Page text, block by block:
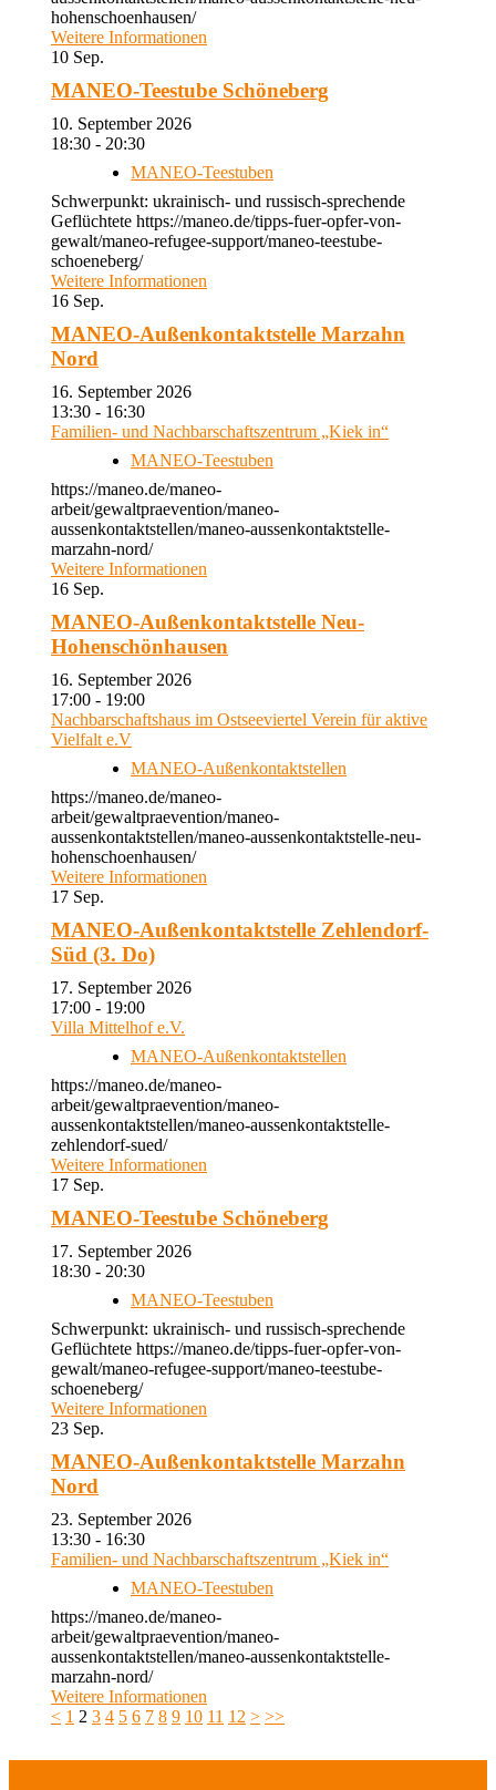
hohenschoenhausen/
Weitere Informationen
10 Sep.
MANEO-Teestube Schöneberg
10. September 2026
18:30 - 20:30
MANEO-Teestuben
Schwerpunkt: ukrainisch- und russisch-sprechende
Geflüchtete https://maneo.de/tipps-fuer-opfer-von-
gewalt/maneo-refugee-support/maneo-teestube-
schoeneberg/
Weitere Informationen
16 Sep.
MANEO-Außenkontaktstelle Marzahn
Nord
16. September 2026
13:30 - 16:30
Familien- und Nachbarschaftszentrum „Kiek in“
MANEO-Teestuben
https://maneo.de/maneo-
arbeit/gewaltpraevention/maneo-
aussenkontaktstellen/maneo-aussenkontaktstelle-
marzahn-nord/
Weitere Informationen
16 Sep.
MANEO-Außenkontaktstelle Neu-
Hohenschönhausen
16. September 2026
17:00 - 19:00
Nachbarschaftshaus im Ostseeviertel Verein für aktive
Vielfalt e.V
MANEO-Außenkontaktstellen
https://maneo.de/maneo-
arbeit/gewaltpraevention/maneo-
aussenkontaktstellen/maneo-aussenkontaktstelle-neu-
hohenschoenhausen/
Weitere Informationen
17 Sep.
MANEO-Außenkontaktstelle Zehlendorf-
Süd (3. Do)
17. September 2026
17:00 - 19:00
Villa Mittelhof e.V.
MANEO-Außenkontaktstellen
https://maneo.de/maneo-
arbeit/gewaltpraevention/maneo-
aussenkontaktstellen/maneo-aussenkontaktstelle-
zehlendorf-sued/
Weitere Informationen
17 Sep.
MANEO-Teestube Schöneberg
17. September 2026
18:30 - 20:30
MANEO-Teestuben
Schwerpunkt: ukrainisch- und russisch-sprechende
Geflüchtete https://maneo.de/tipps-fuer-opfer-von-
gewalt/maneo-refugee-support/maneo-teestube-
schoeneberg/
Weitere Informationen
23 Sep.
MANEO-Außenkontaktstelle Marzahn
Nord
23. September 2026
13:30 - 16:30
Familien- und Nachbarschaftszentrum „Kiek in“
MANEO-Teestuben
https://maneo.de/maneo-
arbeit/gewaltpraevention/maneo-
aussenkontaktstellen/maneo-aussenkontaktstelle-
marzahn-nord/
Weitere Informationen
< 1 2 3 4 5 6 7 8 9 10 11 12 > >>